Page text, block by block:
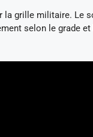
grille militaire. Le
selon le grade